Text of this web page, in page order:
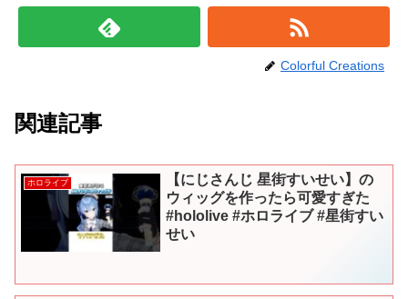
Colorful Creations
関連記事
ホロライブ
【にじさんじ 星街すいせい】の
ウィッグを作ったら可愛すぎた
#hololive #ホロライブ #星街すい
せい